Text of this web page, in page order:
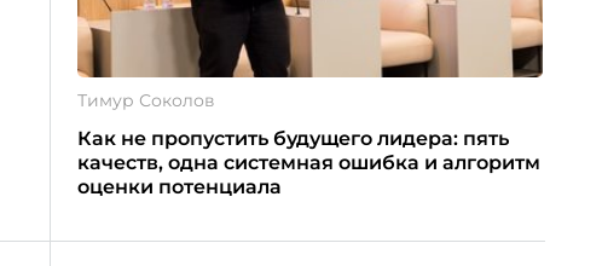
Тимур Соколов
Как не пропустить будущего лидера: пять
качеств, одна системная ошибка и алгоритм
оценки потенциала